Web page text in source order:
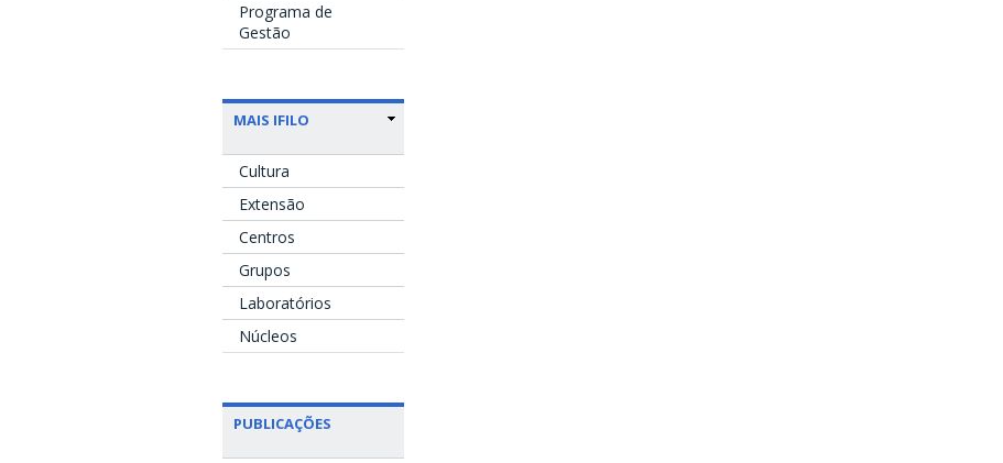
Programa de
Gestão
MAIS IFILO
Cultura
Extensão
Centros
Grupos
Laboratórios
Núcleos
PUBLICAÇÕES